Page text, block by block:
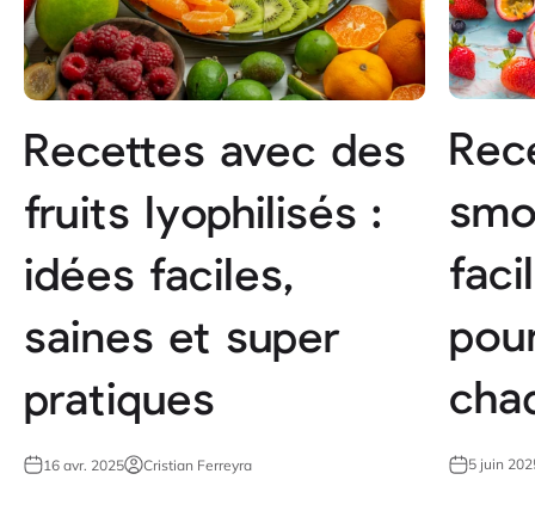
Recettes avec des
fruits lyophilisés :
idées faciles,
saines et super
pratiques
16 avr. 2025 Cristian Ferreyra 5 juin